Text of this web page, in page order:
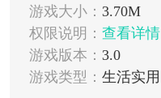
游戏大小： 3.70M
权限说明： 查看详情
游戏版本： 3.0
游戏类型： 生活实用